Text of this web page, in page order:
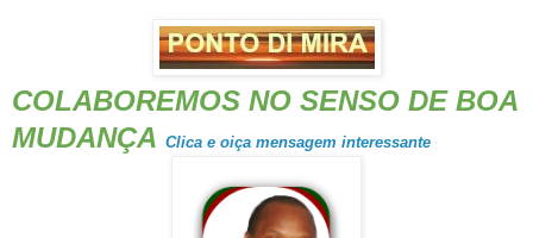
COLABOREMOS NO SENSO DE BOA
MUDANÇA Clica e oiça mensagem interessante